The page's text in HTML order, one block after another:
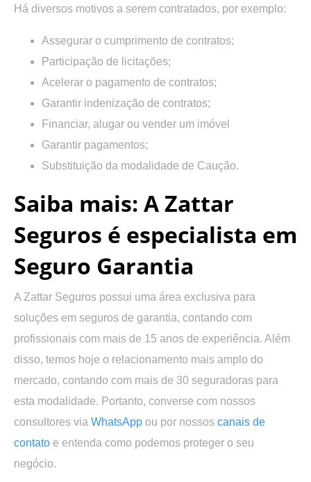
Há diversos motivos a serem contratados, por exemplo:
Assegurar o cumprimento de contratos;
Participação de licitações;
Acelerar o pagamento de contratos;
Garantir indenização de contratos;
Financiar, alugar ou vender um imóvel
Garantir pagamentos;
Substituição da modalidade de Caução.
Saiba mais: A Zattar
Seguros é especialista em
Seguro Garantia
A Zattar Seguros possui uma área exclusiva para
soluções em seguros de garantia, contando com
profissionais com mais de 15 anos de experiência. Além
disso, temos hoje o relacionamento mais amplo do
mercado, contando com mais de 30 seguradoras para
esta modalidade. Portanto, converse com nossos
consultores via WhatsApp ou por nossos canais de
contato e entenda como podemos proteger o seu
negócio.